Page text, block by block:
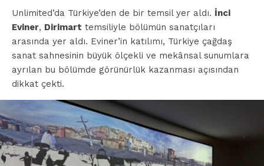
Unlimited’da Türkiye’den de bir temsil yer aldı. İnci
Eviner, Dirimart temsiliyle bölümün sanatçıları
arasında yer aldı. Eviner’in katılımı, Türkiye çağdaş
sanat sahnesinin büyük ölçekli ve mekânsal sunumlara
ayrılan bu bölümde görünürlük kazanması açısından
dikkat çekti.